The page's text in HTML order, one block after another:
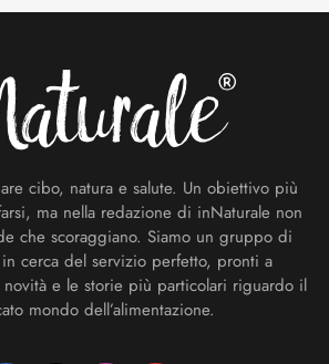
cibo, natura e salute. Un obiettivo più
ma nella redazione di inNaturale non
che scoraggiano. Siamo un gruppo di
cerca del servizio perfetto, pronti a
novità e le storie più particolari riguardo il
mondo dell’alimentazione.